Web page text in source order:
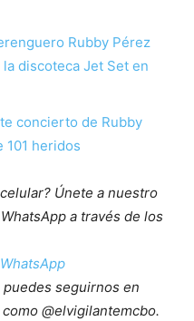
Rubby Pérez
discoteca Jet Set en
concierto de Rubby
101 heridos
Únete a nuestro
a través de los
WhatsApp
puedes seguirnos en
@elvigilantemcbo.